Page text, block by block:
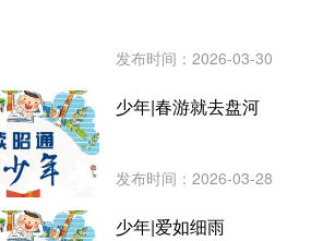
发布时间：2026-03-30
少年|春游就去盘河
发布时间：2026-03-28
少年|爱如细雨